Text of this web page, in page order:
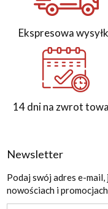
Ekspresowa
14 dni na zwrot
Newsletter
Podaj swój adres e-
nowościach i